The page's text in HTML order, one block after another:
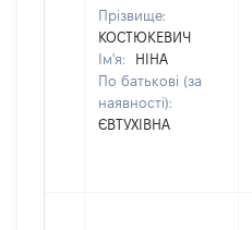
Прізвище:
КОСТЮКЕВИЧ
Ім'я:
НІНА
По батькові (за
наявності):
ЄВТУХІВНА